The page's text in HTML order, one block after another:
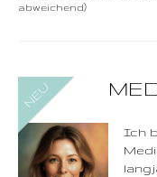
abweichend)
Ich
0900-3 000 468 - 253
1,49 €/Min. inkl. MwSt.
Wählen Sie diese
Rufnummer inklusive
dem Beratercode
Zurück